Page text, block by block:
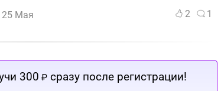
25 Мая
2 1
300 ₽ сразу после регистрации!